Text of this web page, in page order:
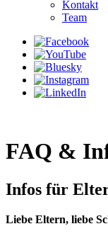
Kontakt
Team
FAQ &
Infos für
Liebe Eltern, liebe